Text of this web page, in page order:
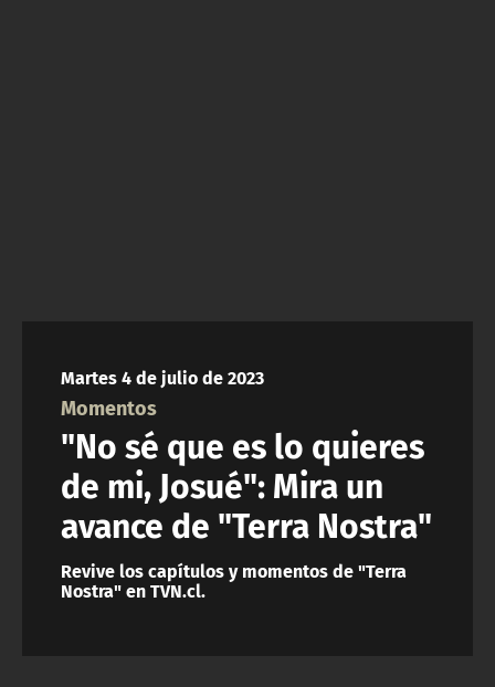
Martes 4 de julio de 2023
Momentos
"No sé que es lo quieres
de mi, Josué": Mira un
avance de "Terra Nostra"
Revive los capítulos y momentos de "Terra
Nostra" en TVN.cl.